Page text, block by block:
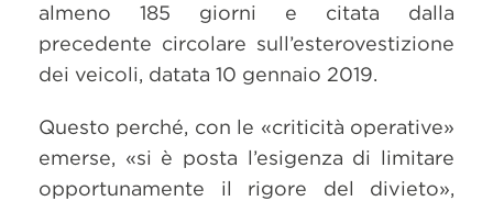
almeno 185 giorni e citata dalla
precedente circolare sull’esterovestizione
dei veicoli, datata 10 gennaio 2019.
Questo perché, con le «criticità operative»
emerse, «si è posta l’esigenza di limitare
opportunamente il rigore del divieto»,